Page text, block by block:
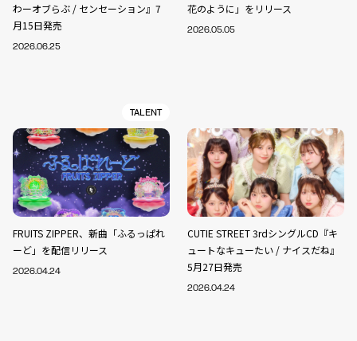
わーオブらぶ / センセーション』7
月15日発売
2026.06.25
花のように」をリリース
2026.05.05
TALENT
FRUITS ZIPPER、新曲「ふるっぱれ
ーど」を配信リリース
2026.04.24
CUTIE STREET 3rdシングルCD『キ
ュートなキューたい / ナイスだね』
5月27日発売
2026.04.24